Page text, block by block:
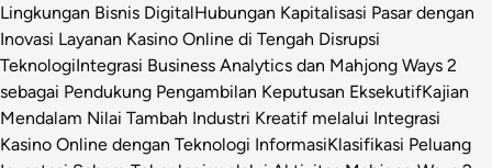
Lingkungan Bisnis DigitalHubungan Kapitalisasi Pasar dengan
Inovasi Layanan Kasino Online di Tengah Disrupsi
TeknologiIntegrasi Business Analytics dan Mahjong Ways 2
sebagai Pendukung Pengambilan Keputusan EksekutifKajian
Mendalam Nilai Tambah Industri Kreatif melalui Integrasi
Kasino Online dengan Teknologi InformasiKlasifikasi Peluang